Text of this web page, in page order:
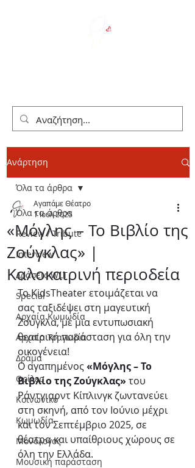
Ανάρτηση
Όλα τα άρθρα
Review / Tribute
Interview
Δράσεις WLT
Special
Αρχαία Κωμωδία
Αρχαία Τραγωδία
Δράμα
Θρίλερ
Κοινωνικό
Κωμωδία
Μονόλογος
Μουσική παράσταση
Όλα τα άρθρα
«Μόγλης – Το Βιβλίο της
Ζούγκλας» |
Καλοκαιρινή περιοδεία
Αγαπάμε Θέατρο
1 Ιουλ 2025
Το KidsTheater ετοιμάζεται να
σας ταξιδέψει στη μαγευτική
Ζούγκλα, με μια εντυπωσιακή
θεατρική παράσταση για όλη την
οικογένεια!
Ο αγαπημένος «Μόγλης – Το
Βιβλίο της Ζούγκλας» του
Ράντγιαρντ Κίπλινγκ ζωντανεύει
στη σκηνή, από τον Ιούνιο μέχρι
και τον Σεπτέμβριο 2025, σε
θέατρα και υπαίθριους χώρους σε
όλη την Ελλάδα.